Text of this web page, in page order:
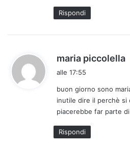
Rispondi
maria piccolella
e
t
t
alle 17:55
buon giorno sono
inutile dire il perchè si
piacerebbe far parte
Rispondi